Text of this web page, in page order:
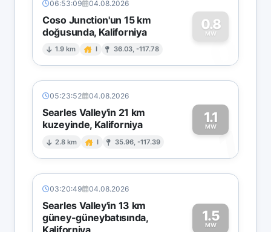
06:53:09 04.08.2026
Coso Junction'un 15 km
doğusunda, Kaliforniya
1.9 km I 36.03, -117.78
0.8
MW
0
05:23:52 04.08.2026
Searles Valley'in 21 km
kuzeyinde, Kaliforniya
2.8 km I 35.96, -117.39
1.1
MW1
03:20:49 04.08.2026
Searles Valley'in 13 km
güney-güneybatısında,
Kaliforniya
1.5
MW